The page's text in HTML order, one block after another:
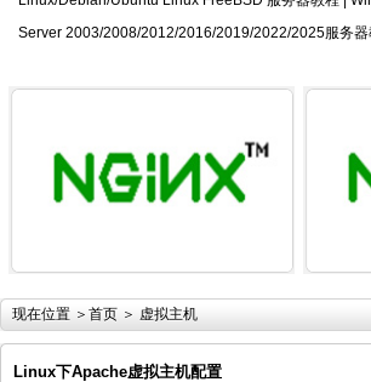
Server 2003/2008/2012/2016/2019/2022/2025服务器
现在位置 ＞ 首页 ＞ 虚拟主机
Linux下Apache虚拟主机配置